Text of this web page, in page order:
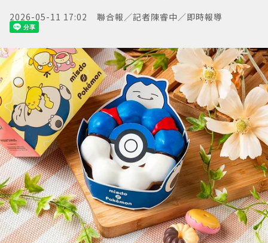
2026-05-11 17:02 聯合報／記者陳睿中／即時報導